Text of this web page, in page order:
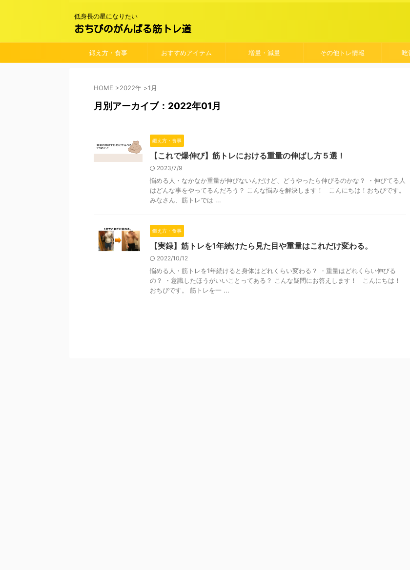
低身長の星になりたい
おちびのがんばる筋トレ道
鍛え方・食事 おすすめアイテム 増量・減量 その他トレ情報 吃
HOME >2022年 >1月
月別アーカイブ：2022年01月
鍛え方・食事
【これで爆伸び】筋トレにおける重量の伸ばし方５選！
2023/7/9
悩める人・なかなか重量が伸びないんだけど、どうやったら伸びるのかな？ ・伸びてる人
はどんな事をやってるんだろう？ こんな悩みを解決します！ こんにちは！おちびです。
みなさん、筋トレでは ...
鍛え方・食事
【実録】筋トレを1年続けたら見た目や重量はこれだけ変わる。
2022/10/12
悩める人・筋トレを1年続けると身体はどれくらい変わる？ ・重量はどれくらい伸びる
の？ ・意識したほうがいいことってある？ こんな疑問にお答えします！ こんにちは！
おちびです。 筋トレを一 ...